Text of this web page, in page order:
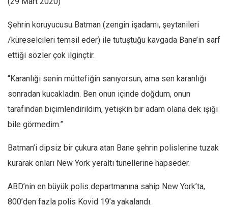
Şehrin koruyucusu Batman (zengin işadamı, şeytanileri
/küreselcileri temsil eder) ile tutuştuğu kavgada Bane’in sarf
ettiği sözler çok ilginçtir.
“Karanlığı senin müttefiğin sanıyorsun, ama sen karanlığı
sonradan kucakladın. Ben onun içinde doğdum, onun
tarafından biçimlendirildim, yetişkin bir adam olana dek ışığı
bile görmedim.”
Batman’i dipsiz bir çukura atan Bane şehrin polislerine tuzak
kurarak onları New York yeraltı tünellerine hapseder.
ABD’nin en büyük polis departmanına sahip New York’ta,
800’den fazla polis Kovid 19’a yakalandı.